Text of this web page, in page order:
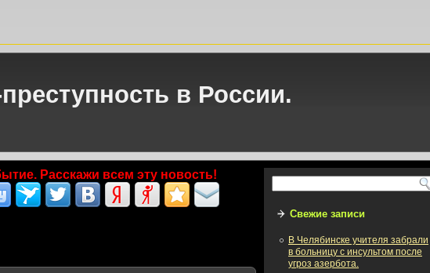
в России.
Расскажи всем эту новость!
Свежие записи
В Челябинске учителя забрали
в больницу с инсультом после
угроз азербота.